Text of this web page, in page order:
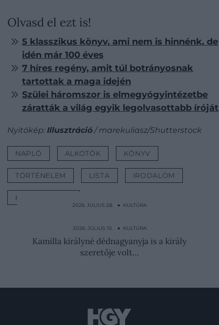
Olvasd el ezt is!
5 klasszikus könyv, ami nem is hinnénk, de
idén már 100 éves
7 híres regény, amit túl botrányosnak
tartottak a maga idején
Szülei háromszor is elmegyógyintézetbe
záratták a világ egyik legolvasottabb íróját
Nyitókép: Illusztráció / marekuliasz/Shutterstock
NAPLÓ ALKOTÓK KÖNYV
TÖRTÉNELEM LISTA IRODALOM
KÖNYVAJÁNLÓ
2026. JÚLIUS 28. ● KULTÚRA
ruháját, ő…
2026. JÚLIUS 10. ● KULTÚRA
Kamilla királyné dédnagyanyja is a király
szeretője volt…